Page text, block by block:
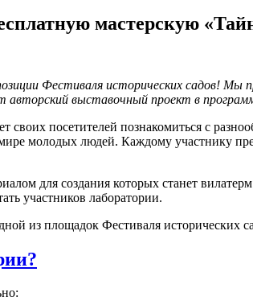
мастерскую
Фестиваля исторических садов! Мы
выставочный проект в
своих посетителей познакомиться с
молодых людей. Каждому участнику
для создания которых станет
участников лаборатории.
из площадок Фестиваля исторических